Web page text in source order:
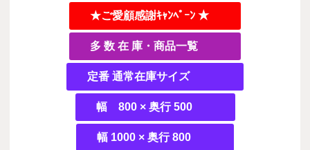
★ご愛顧感謝ｷｬﾝﾍﾟｰﾝ ★
多 数 在 庫・商品一覧
定番 通常在庫サイズ
幅 800 × 奥行 500
幅 1000 × 奥行 800